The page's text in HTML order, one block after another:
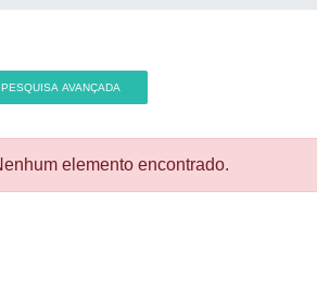
PESQUISA AVANÇADA
elemento encontrado.